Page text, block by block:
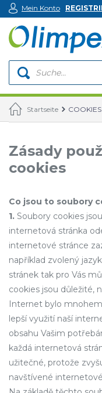
Mein Konto
Startseite COOKIES
Zásady
cookies
Co jsou to soubory
1. Soubory cookies
internetová stránka
internetové stránce
například zvolený
stránek tak pro Vás
cookies jsou důležité,
Internet bylo
lepší využití naší
obsahu Vašim
každá internetová
užitečné, protože
navštívené